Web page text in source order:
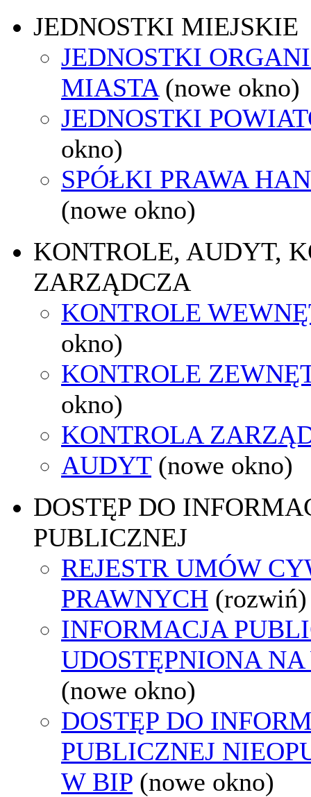
JEDNOSTKI MIEJSKIE
JEDNOSTKI
MIASTA (nowe okno)
JEDNOSTKI
okno)
SPÓŁKI PRAWA
(nowe okno)
KONTROLE, AUDYT,
ZARZĄDCZA
KONTROLE
okno)
KONTROLE
okno)
KONTROLA
AUDYT (nowe okno)
DOSTĘP DO
PUBLICZNEJ
REJESTR UMÓW
PRAWNYCH (rozwiń)
INFORMACJA
UDOSTĘPNIONA
(nowe okno)
DOSTĘP DO
PUBLICZNEJ
W BIP (nowe okno)